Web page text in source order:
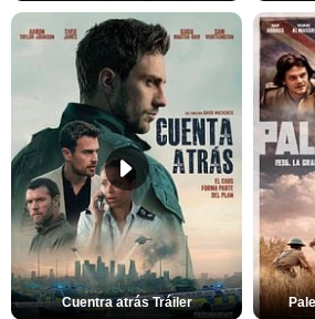
Cuentra atrás Tráiler